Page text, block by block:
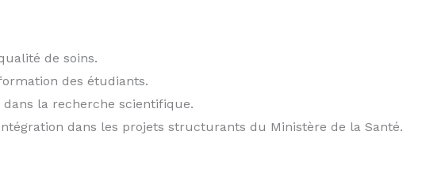
de soins.
des étudiants.
dans la recherche scientifique.
dans les projets structurants du Ministère de la Santé.